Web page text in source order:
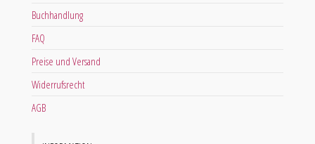
Buchhandlung
FAQ
Preise und Versand
Widerrufsrecht
AGB